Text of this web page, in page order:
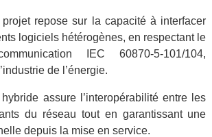
repose sur la capacité à interfacer
logiciels hétérogènes, en respectant le
IEC 60870-5-101/104,
de l’énergie.
assure l’interopérabilité entre les
du réseau tout en garantissant une
depuis la mise en service.